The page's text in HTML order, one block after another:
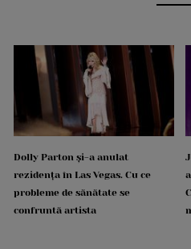
Dolly Parton și-a anulat
rezidența în Las Vegas. Cu ce
probleme de sănătate se
confruntă artista